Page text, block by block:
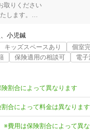
取りください
します。
ダーメイド施術を】
は、お一人お一人の身体の
東洋医学」の知恵を融合させ
いたしません。30分間し
ます。
小児鍼
キッズスペースあり 個室
保険適用の相談可 電
割合によって異なります
合によって料金は異なります
※費用は保険割合によって異